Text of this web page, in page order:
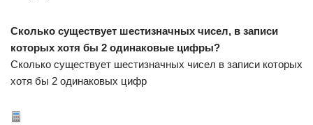
Сколько существует шестизначных чисел, в записи
которых хотя бы 2 одинаковые цифры?
Сколько существует шестизначных чисел в записи которых
хотя бы 2 одинаковых цифр